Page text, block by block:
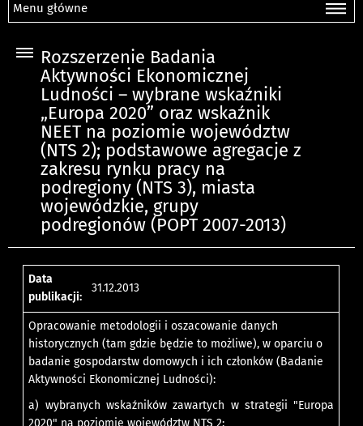
Menu główne
Rozszerzenie Badania
Aktywności Ekonomicznej
Ludności – wybrane wskaźniki
„Europa 2020” oraz wskaźnik
NEET na poziomie województw
(NTS 2); podstawowe agregacje z
zakresu rynku pracy na
podregiony (NTS 3), miasta
wojewódzkie, grupy
podregionów (POPT 2007-2013)
Data
publikacji:
31.12.2013
Opracowanie metodologii i oszacowanie danych
historycznych (tam gdzie będzie to możliwe), w oparciu o
badanie gospodarstw domowych i ich członków (Badanie
Aktywności Ekonomicznej Ludności):
a) wybranych wskaźników zawartych w strategii "Europa
2020" na poziomie województw NTS 2: